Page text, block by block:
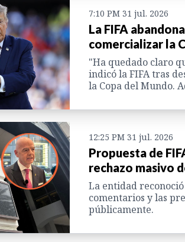
7:10 PM 31 jul. 2026
La FIFA
comercializar la
"Ha quedado claro
indicó la FIFA tras
la Copa del Mundo.
12:25 PM 31 jul. 2026
Propuesta de
rechazo masivo
La entidad
comentarios y las
públicamente.